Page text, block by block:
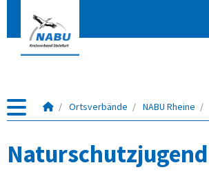
Für
Mensch
seit
Ortsverbände NABU Rheine